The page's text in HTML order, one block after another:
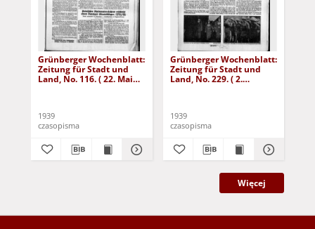
Grünberger Wochenblatt:
Zeitung für Stadt und
Land, No. 116. ( 22. Mai
1939
czasopisma
Grünberger Wochenblatt:
Zeitung für Stadt und
Land, No. 229. ( 2.
1939
czasopisma
Więcej